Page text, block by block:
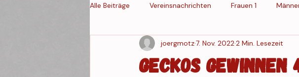
Alle Beiträge Vereinsnachrichten Frauen 1
Jugendmannschaften Frauen Männer
Geckos
joergmotz7. Nov. 2022 2 Min. Lesezeit